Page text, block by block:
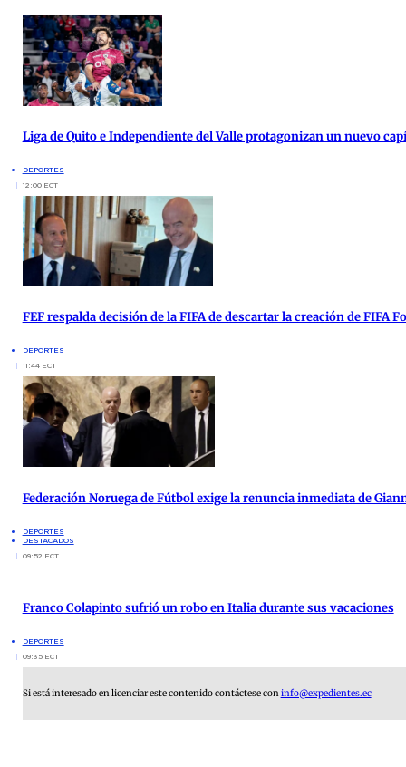
Liga de Quito e Independiente del Valle protagonizan un nuevo
DEPORTES
12:00 ECT
FEF respalda decisión de la FIFA de descartar la creación de FIFA
DEPORTES
11:44 ECT
Federación Noruega de Fútbol exige la renuncia inmediata de
DEPORTES
DESTACADOS
09:52 ECT
Franco Colapinto sufrió un robo en Italia durante sus vacaciones
DEPORTES
09:35 ECT
Si está interesado en licenciar este contenido contáctese coninfo@expedientes.ec